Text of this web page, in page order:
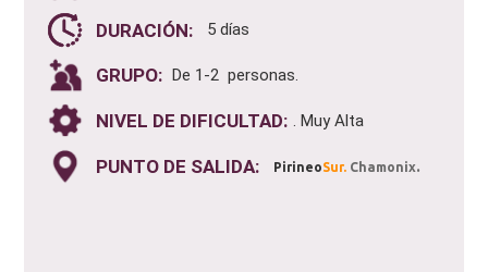
DURACIÓN: 5 días
GRUPO: De 1-2 personas.
NIVEL DE DIFICULTAD: . Muy Alta
PUNTO DE SALIDA: PirineoSur. Chamonix.